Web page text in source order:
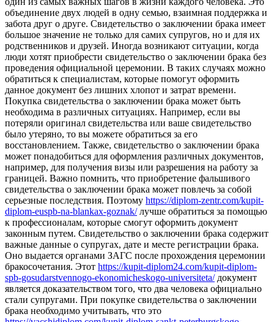
объединение двух людей в одну семью, взаимная поддержка и
забота друг о друге. Свидетельство о заключении брака имеет
большое значение не только для самих супругов, но и для их
родственников и друзей. Иногда возникают ситуации, когда
люди хотят приобрести свидетельство о заключении брака без
проведения официальной церемонии. В таких случаях можно
обратиться к специалистам, которые помогут оформить
данное документ без лишних хлопот и затрат времени.
Покупка свидетельства о заключении брака может быть
необходима в различных ситуациях. Например, если вы
потеряли оригинал свидетельства или ваше свидетельство
было утеряно, то вы можете обратиться за его
восстановлением. Также, свидетельство о заключении брака
может понадобиться для оформления различных документов,
например, для получения визы или разрешения на работу за
границей. Важно помнить, что приобретение фальшивого
свидетельства о заключении брака может повлечь за собой
серьезные последствия. Поэтому https://diplom-zentr.com/kupit-
diplom-euspb-na-blankax-goznak/лучше обратиться за помощью
к профессионалам, которые смогут оформить документ
законным путем. Свидетельство о заключении брака содержит
важные данные о супругах, дате и месте регистрации брака.
Оно выдается органами ЗАГС после прохождения церемонии
бракосочетания. Этот https://kupit-diplom24.com/kupit-diplom-
spb-gosudarstvennogo-ekonomicheskogo-universiteta/документ
является доказательством того, что два человека официально
стали супругами. При покупке свидетельства о заключении
брака необходимо учитывать, что это